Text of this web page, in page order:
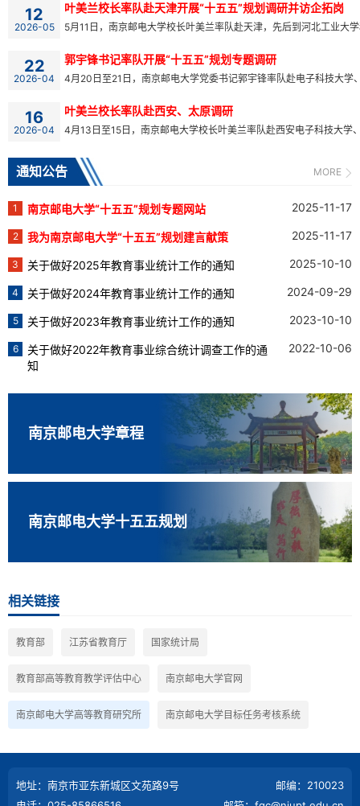
12
2026-05
叶美兰校长率队赴天津开展“十五五”规划调研并访企拓岗
5月11日，南京邮电大学校长叶美兰率队赴天津，先后到河北工业大
22
2026-04
郭宇锋书记率队开展“十五五”规划专题调研
4月20日至21日，南京邮电大学党委书记郭宇锋率队赴电子科技大学
16
2026-04
叶美兰校长率队赴西安、太原调研
4月13日至15日，南京邮电大学校长叶美兰率队赴西安电子科技大学
通知公告 MORE
1 南京邮电大学“十五五”规划专题网站 2025-11-17
2 我为南京邮电大学“十五五”规划建言献策 2025-11-17
3 关于做好2025年教育事业统计工作的通知 2025-10-10
4 关于做好2024年教育事业统计工作的通知 2024-09-29
5 关于做好2023年教育事业统计工作的通知 2023-10-10
6
关于做好2022年教育事业综合统计调查工作的通
知
2022-10-06
南京邮电大学章程
南京邮电大学十五五规划
相关链接
教育部 江苏省教育厅 国家统计局
教育部高等教育教学评估中心 南京邮电大学官网
南京邮电大学高等教育研究所 南京邮电大学目标任务考核系统
地址：南京市亚东新城区文苑路9号
邮编：210023